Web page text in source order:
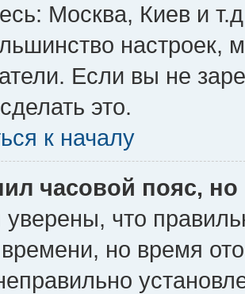
Москва, Киев и
настроек,
Если вы не
это.
к началу
часовой пояс,
что
времени, но время